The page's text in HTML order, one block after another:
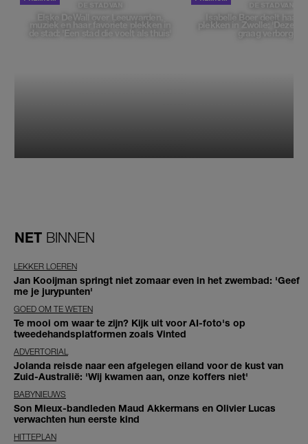
DE STAD VAN
Elske DeWall over Leeuwarden,
muziek en haar favoriete plekken in
de stad: 'Een stad die voelt als thuis'
DE STAD VAN
Isabelle Boer deelt haar
plekken in Zwolle: 'Deze
graag verborgen'
NET BINNEN
LEKKER LOEREN
Jan Kooijman springt niet zomaar even in het zwembad: 'Geef
me je jurypunten'
GOED OM TE WETEN
Te mooi om waar te zijn? Kijk uit voor AI-foto's op
tweedehandsplatformen zoals Vinted
ADVERTORIAL
Jolanda reisde naar een afgelegen eiland voor de kust van
Zuid-Australië: 'Wij kwamen aan, onze koffers niet'
BABYNIEUWS
Son Mieux-bandleden Maud Akkermans en Olivier Lucas
verwachten hun eerste kind
HITTEPLAN